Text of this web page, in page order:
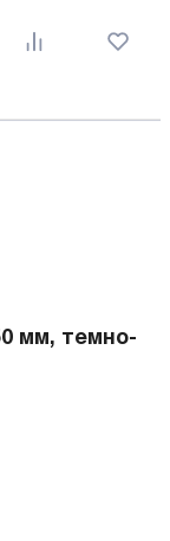
мм, темно-